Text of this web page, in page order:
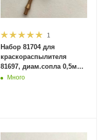
1
Набор 81704 для
краскораспылителя
81697, диам.сопла 0,5мм
(100шт в кор.) MaxiTool
Много